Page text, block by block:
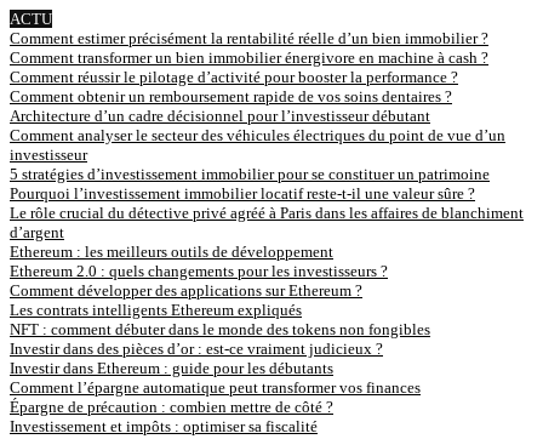
ACTU
Comment estimer précisément la rentabilité réelle d’un bien immobilier ?
Comment transformer un bien immobilier énergivore en machine à cash ?
Comment réussir le pilotage d’activité pour booster la performance ?
Comment obtenir un remboursement rapide de vos soins dentaires ?
Architecture d’un cadre décisionnel pour l’investisseur débutant
Comment analyser le secteur des véhicules électriques du point de vue d’un
investisseur
5 stratégies d’investissement immobilier pour se constituer un patrimoine
Pourquoi l’investissement immobilier locatif reste-t-il une valeur sûre ?
Le rôle crucial du détective privé agréé à Paris dans les affaires de blanchiment
d’argent
Ethereum : les meilleurs outils de développement
Ethereum 2.0 : quels changements pour les investisseurs ?
Comment développer des applications sur Ethereum ?
Les contrats intelligents Ethereum expliqués
NFT : comment débuter dans le monde des tokens non fongibles
Investir dans des pièces d’or : est-ce vraiment judicieux ?
Investir dans Ethereum : guide pour les débutants
Comment l’épargne automatique peut transformer vos finances
Épargne de précaution : combien mettre de côté ?
Investissement et impôts : optimiser sa fiscalité